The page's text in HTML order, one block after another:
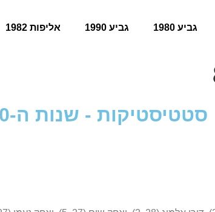
גביע 1980 גביע 1990 אליפות 1982
סטטיסטיקות - שנות ה-80